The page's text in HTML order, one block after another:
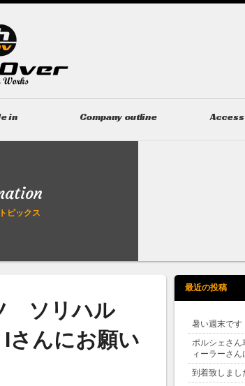
in Company outline
ピックス
ソリハル
さんにお願い
最近の投稿
暑い週末です
ポルシェさん
ィーラーさ
到着致しまし